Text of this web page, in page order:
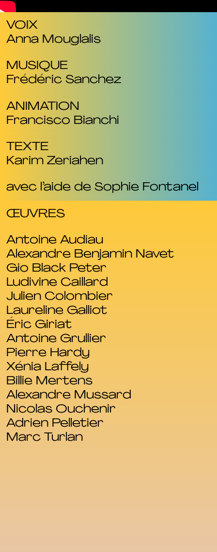
VOIX
Anna Mouglalis
MUSIQUE
Frédéric Sanchez
ANIMATION
Francisco Bianchi
TEXTE
Karim Zeriahen
avec l’aide de Sophie Fontanel
ŒUVRES
Antoine Audiau
Alexandre Benjamin Navet
Gio Black Peter
Ludivine Caillard
Julien Colombier
Laureline Galliot
Éric Giriat
Antoine Grullier
Pierre Hardy
Xénia Laffely
Billie Mertens
Alexandre Mussard
Nicolas Ouchenir
Adrien Pelletier
Marc Turlan